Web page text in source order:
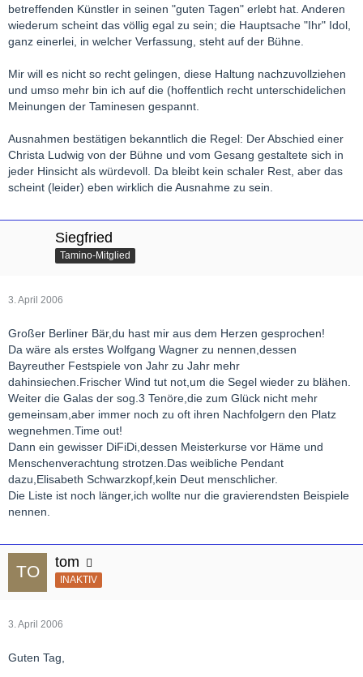
betreffenden Künstler in seinen "guten Tagen" erlebt hat. Anderen
wiederum scheint das völlig egal zu sein; die Hauptsache "Ihr" Idol,
ganz einerlei, in welcher Verfassung, steht auf der Bühne.
Mir will es nicht so recht gelingen, diese Haltung nachzuvollziehen
und umso mehr bin ich auf die (hoffentlich recht unterschidelichen
Meinungen der Taminesen gespannt.
Ausnahmen bestätigen bekanntlich die Regel: Der Abschied einer
Christa Ludwig von der Bühne und vom Gesang gestaltete sich in
jeder Hinsicht als würdevoll. Da bleibt kein schaler Rest, aber das
scheint (leider) eben wirklich die Ausnahme zu sein.
Siegfried
Tamino-Mitglied
3. April 2006
Großer Berliner Bär,du hast mir aus dem Herzen gesprochen!
Da wäre als erstes Wolfgang Wagner zu nennen,dessen
Bayreuther Festspiele von Jahr zu Jahr mehr
dahinsiechen.Frischer Wind tut not,um die Segel wieder zu blähen.
Weiter die Galas der sog.3 Tenöre,die zum Glück nicht mehr
gemeinsam,aber immer noch zu oft ihren Nachfolgern den Platz
wegnehmen.Time out!
Dann ein gewisser DiFiDi,dessen Meisterkurse vor Häme und
Menschenverachtung strotzen.Das weibliche Pendant
dazu,Elisabeth Schwarzkopf,kein Deut menschlicher.
Die Liste ist noch länger,ich wollte nur die gravierendsten Beispiele
nennen.
tom
INAKTIV
3. April 2006
Guten Tag,